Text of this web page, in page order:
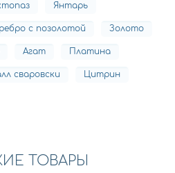
Янтарь
с позолотой Золото
Агат Платина
сваровски Цитрин
ТОВАРЫ